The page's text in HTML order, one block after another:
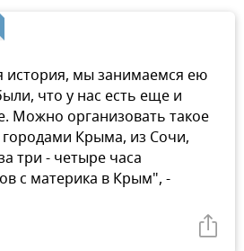
история, мы занимаемся ею
что у нас есть еще и
Можно организовать такое
Крыма, из Сочи,
три - четыре часа
с материка в Крым", -